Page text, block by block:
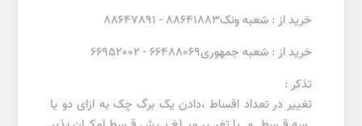
خرید از : شعبه ونک88641883 - 88647891
خرید از : شعبه جمهوری66488069 - 66952002
تذکر :
تغییر در تعداد اقساط ،دادن یک برگ چک به ازای دو یا